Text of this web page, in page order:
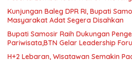
Kunjungan Baleg DPR RI, Bupati
Masyarakat Adat Segera Disahkan
Bupati Samosir Raih Dukungan
Pariwisata,BTN Gelar Leadership
H+2 Lebaran, Wisatawan Semakin